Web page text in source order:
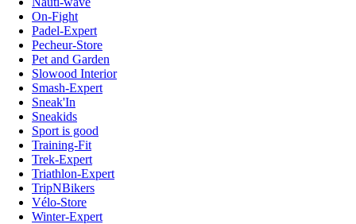
On-Fight
Padel-Expert
Pecheur-Store
Pet and Garden
Slowood Interior
Smash-Expert
Sneak'In
Sneakids
Sport is good
Training-Fit
Trek-Expert
Triathlon-Expert
TripNBikers
Vélo-Store
Winter-Expert